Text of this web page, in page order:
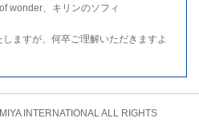
wonder、キリンのソフィ
ますが、何卒ご理解いただきますよ